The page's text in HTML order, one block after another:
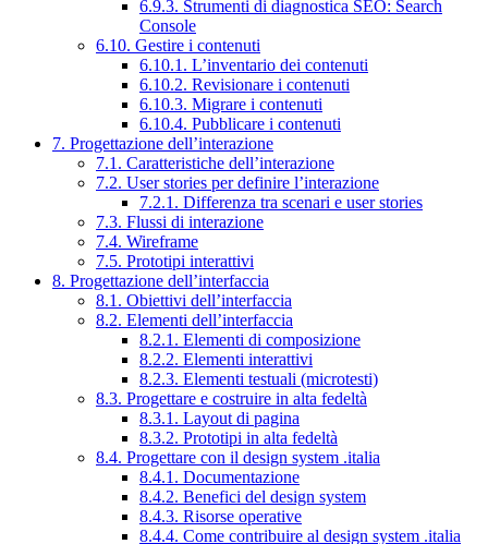
6.9.3. Strumenti di diagnostica SEO: Search
Console
6.10. Gestire i contenuti
6.10.1. L’inventario dei contenuti
6.10.2. Revisionare i contenuti
6.10.3. Migrare i contenuti
6.10.4. Pubblicare i contenuti
7. Progettazione dell’interazione
7.1. Caratteristiche dell’interazione
7.2. User stories per definire l’interazione
7.2.1. Differenza tra scenari e user stories
7.3. Flussi di interazione
7.4. Wireframe
7.5. Prototipi interattivi
8. Progettazione dell’interfaccia
8.1. Obiettivi dell’interfaccia
8.2. Elementi dell’interfaccia
8.2.1. Elementi di composizione
8.2.2. Elementi interattivi
8.2.3. Elementi testuali (microtesti)
8.3. Progettare e costruire in alta fedeltà
8.3.1. Layout di pagina
8.3.2. Prototipi in alta fedeltà
8.4. Progettare con il design system .italia
8.4.1. Documentazione
8.4.2. Benefici del design system
8.4.3. Risorse operative
8.4.4. Come contribuire al design system .italia